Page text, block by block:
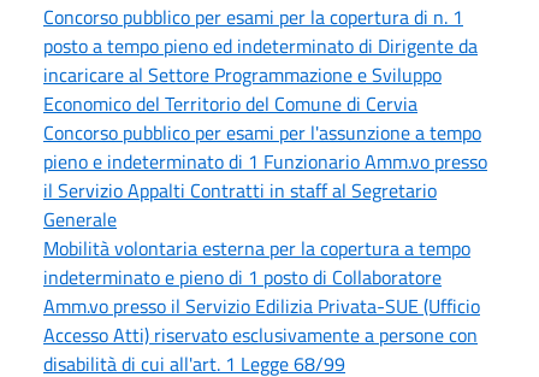
Concorso pubblico per esami per la copertura di n. 1
posto a tempo pieno ed indeterminato di Dirigente da
incaricare al Settore Programmazione e Sviluppo
Economico del Territorio del Comune di Cervia
Concorso pubblico per esami per l'assunzione a tempo
pieno e indeterminato di 1 Funzionario Amm.vo presso
il Servizio Appalti Contratti in staff al Segretario
Generale
Mobilità volontaria esterna per la copertura a tempo
indeterminato e pieno di 1 posto di Collaboratore
Amm.vo presso il Servizio Edilizia Privata-SUE (Ufficio
Accesso Atti) riservato esclusivamente a persone con
disabilità di cui all'art. 1 Legge 68/99